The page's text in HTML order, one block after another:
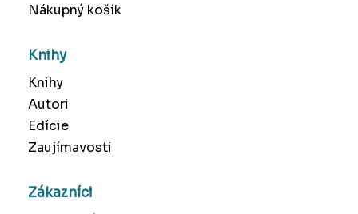
Nákupný košík
Knihy
Knihy
Autori
Edície
Zaujímavosti
Zákazníci